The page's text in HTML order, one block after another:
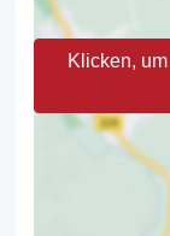
Klicken,